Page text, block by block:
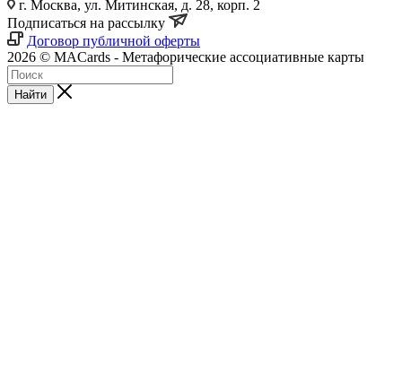
г. Москва, ул. Митинская, д. 28, корп. 2
Подписаться на рассылку
Договор публичной оферты
2026 © MACards - Метафорические ассоциативные карты
Найти